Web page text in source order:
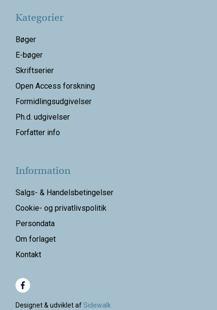
Kategorier
Bøger
E-bøger
Skriftserier
Open Access forskning
Formidlingsudgivelser
Ph.d. udgivelser
Forfatter info
Information
Salgs- & Handelsbetingelser
Cookie- og privatlivspolitik
Persondata
Om forlaget
Kontakt
Designet & udviklet afSidewalk